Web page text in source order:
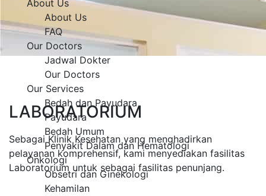
About Us
About Us
FAQ
Our Doctors
Jadwal Dokter
Our Doctors
Our Services
Bedah dan Payudara
Payudara
Bedah Umum
Penyakit Dalam dan Hematologi
Onkologi
Obsetri dan Ginekologi
Kehamilan
LABORATORIUM
Sebagai Klinik Kesehatan yang menghadirkan
pelayanan komprehensif, kami menyediakan fasilitas
Laboratorium untuk sebagai fasilitas penunjang.